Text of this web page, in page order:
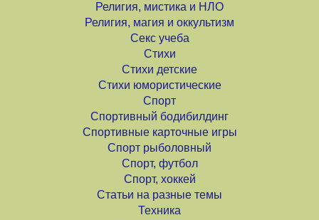
Религия, мистика и НЛО
Религия, магия и оккультизм
Секс учеба
Стихи
Стихи детские
Стихи юмористические
Спорт
Спортивный бодибилдинг
Спортивные карточные игры
Спорт рыболовный
Спорт, футбол
Спорт, хоккей
Статьи на разные темы
Техника